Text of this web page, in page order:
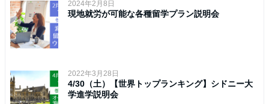
2024年2月8日
現地就労が可能な各種留学プラン説明会
2022年3月28日
4/30（土）【世界トップランキング】シドニー大
学進学説明会